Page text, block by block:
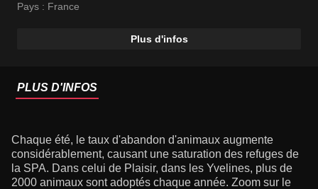
Pays : France
Plus d'infos
PLUS D'INFOS
Chaque été, le taux d'abandon d'animaux augmente
considérablement, causant une saturation des refuges de
la SPA. Dans celui de Plaisir, dans les Yvelines, plus de
2000 animaux sont adoptés chaque année. Zoom sur le